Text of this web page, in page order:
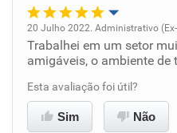
Oportunidade de
Ambiente de trabalho
Conciliação com a vida
20 Julho 2022. Administrativo
Trabalhei em um setor
amigáveis, o ambiente de
Esta avaliação foi útil?
Sim Não